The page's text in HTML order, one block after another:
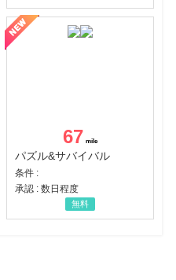
67
パズル&サバイバル
条件 :
承認 : 数日程度
無料